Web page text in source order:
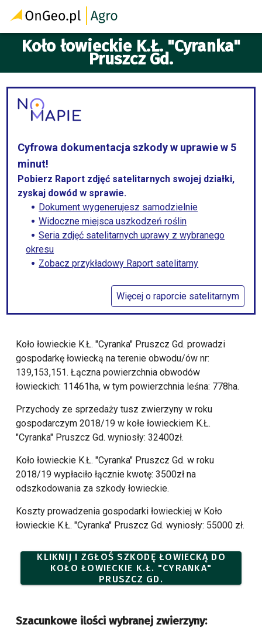
Koło łowieckie K.Ł. "Cyranka"
Pruszcz Gd.
Cyfrowa dokumentacja szkody w uprawie w 5
minut!
Pobierz Raport zdjęć satelitarnych swojej działki,
zyskaj dowód w sprawie.
Dokument wygenerujesz samodzielnie
Widoczne miejsca uszkodzeń roślin
Seria zdjęć satelitarnych uprawy z wybranego
okresu
Zobacz przykładowy Raport satelitarny
Więcej o raporcie satelitarnym
Koło łowieckie K.Ł. "Cyranka" Pruszcz Gd. prowadzi
gospodarkę łowiecką na terenie obwodu/ów nr:
139,153,151. Łączna powierzchnia obwodów
łowieckich: 11461ha, w tym powierzchnia leśna: 778ha.
Przychody ze sprzedaży tusz zwierzyny w roku
gospodarczym 2018/19 w kołe łowieckiem K.Ł.
"Cyranka" Pruszcz Gd. wyniosły: 32400zł.
Koło łowieckie K.Ł. "Cyranka" Pruszcz Gd. w roku
2018/19 wypłaciło łącznie kwotę: 3500zł na
odszkodowania za szkody łowieckie.
Koszty prowadzenia gospodarki łowieckiej w Koło
łowieckie K.Ł. "Cyranka" Pruszcz Gd. wyniosły: 55000 zł.
KLIKNIJ I ZGŁOŚ SZKODĘ ŁOWIECKĄ DO
KOŁO ŁOWIECKIE K.Ł. "CYRANKA"
PRUSZCZ GD.
Szacunkowe ilości wybranej zwierzyny: